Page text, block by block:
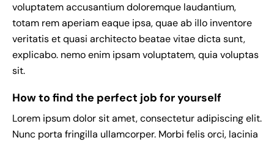
voluptatem accusantium doloremque laudantium,
totam rem aperiam eaque ipsa, quae ab illo inventore
veritatis et quasi architecto beatae vitae dicta sunt,
explicabo. nemo enim ipsam voluptatem, quia voluptas
sit.
How to find the perfect job for yourself
Lorem ipsum dolor sit amet, consectetur adipiscing elit.
Nunc porta fringilla ullamcorper. Morbi felis orci, lacinia